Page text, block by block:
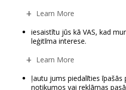
Learn More
iesaistītu jūs kā VAS, kad
leģitīma interese.
Learn More
ļautu jums piedalīties
notikumos vai reklāmas